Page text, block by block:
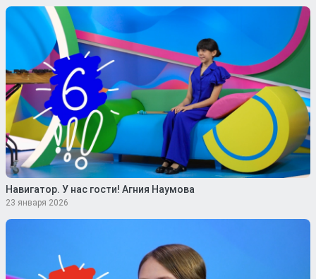
Навигатор. У нас гости! Агния Наумова
23 января 2026